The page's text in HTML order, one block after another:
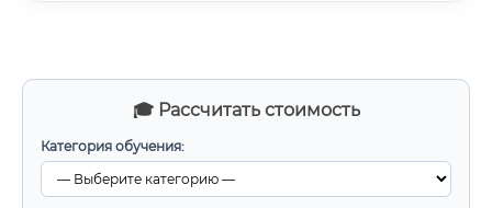
🎓 Рассчитать стоимость
Категория обучения: